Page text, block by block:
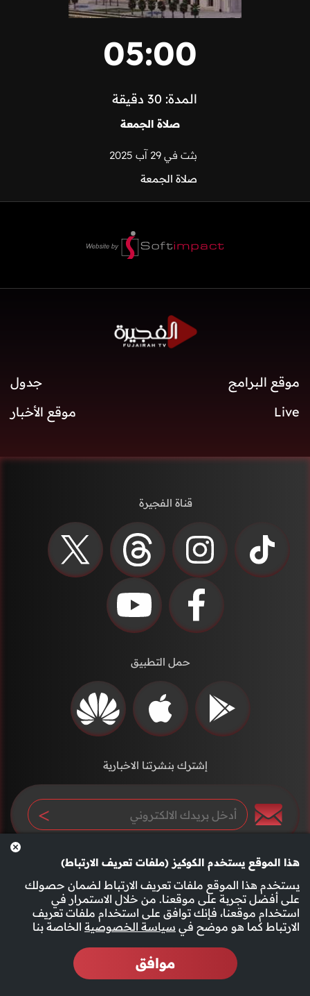
05:00
المدة: 30 دقيقة
صلاة الجمعة
بثت في 29 آب 2025
صلاة الجمعة
هذا الموقع يستخدم الكوكيز (ملفات تعريف الارتباط)
يستخدم هذا الموقع ملفات تعريف الارتباط لضمان حصولك
على أفضل تجربة على موقعنا. من خلال الاستمرار في
استخدام موقعنا، فإنك توافق على استخدام ملفات تعريف
الارتباط كما هو موضح في سياسة الخصوصية الخاصة بنا
موافق
موقع البرامج
جدول
Live
موقع الأخبار
قناة الفجيرة
حمل التطبيق
إشترك بنشرتنا الاخبارية
سياسة الخصوصية الأحكام والشروط